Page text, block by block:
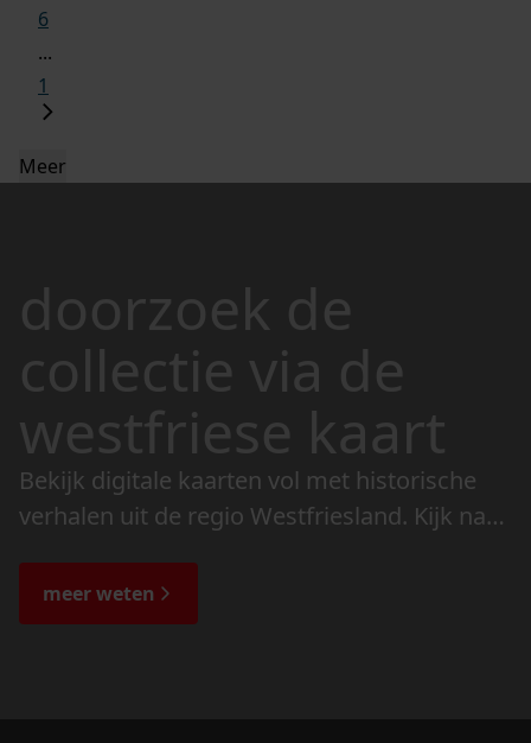
6
...
1
Meer
doorzoek de
collectie via de
westfriese kaart
Bekijk digitale kaarten vol met historische
verhalen uit de regio Westfriesland. Kijk naar
de bijzondere verhalen.
meer weten